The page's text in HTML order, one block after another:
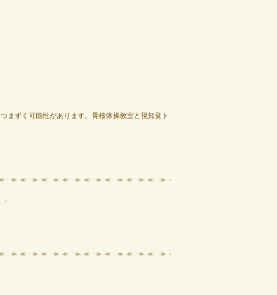
まずく可能性があります。骨核体操教室と視知覚ト